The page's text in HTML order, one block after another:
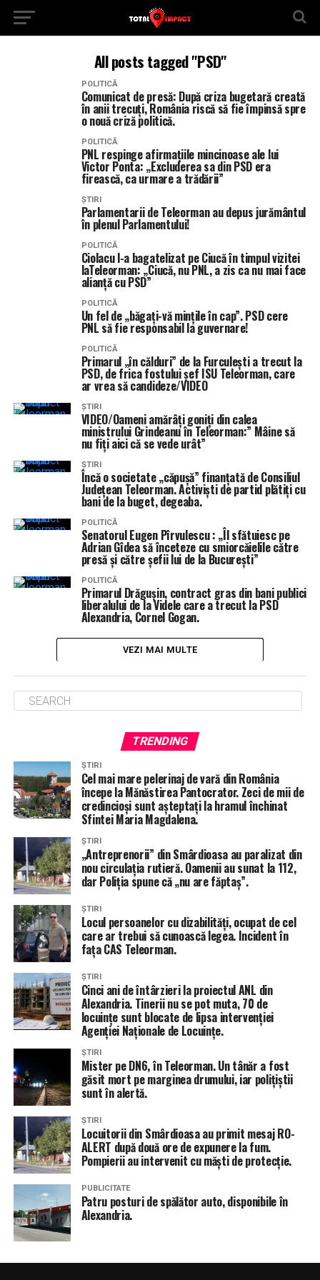
All posts tagged "PSD"
POLITICĂ
Comunicat de presă: După criza bugetară creată
în anii trecuți, România riscă să fie împinsă spre
o nouă criză politică.
POLITICĂ
PNL respinge afirmațiile mincinoase ale lui
Victor Ponta: „Excluderea sa din PSD era
firească, ca urmare a trădării”
ȘTIRI
Parlamentarii de Teleorman au depus jurământul
în plenul Parlamentului!
POLITICĂ
Ciolacu l-a bagatelizat pe Ciucă în timpul vizitei
laTeleorman: „Ciucă, nu PNL, a zis ca nu mai face
alianță cu PSD”
POLITICĂ
Un fel de „băgați-vă mințile în cap”. PSD cere
PNL să fie responsabil la guvernare!
POLITICĂ
Primarul „în călduri” de la Furculești a trecut la
PSD, de frica fostului șef ISU Teleorman, care
ar vrea să candideze/VIDEO
ȘTIRI
VIDEO/Oameni amărâți goniți din calea
ministrului Grindeanu în Teleorman:” Mâine să
nu fiți aici că se vede urât”
ȘTIRI
Încă o societate „căpușă” finanțată de Consiliul
Județean Teleorman. Activiști de partid plătiți cu
bani de la buget, degeaba.
POLITICĂ
Senatorul Eugen Pîrvulescu : „Îl sfătuiesc pe
Adrian Gîdea să înceteze cu smiorcăielile către
presă și către șefii lui de la București”
POLITICĂ
Primarul Drăgușin, contract gras din bani publici
liberalului de la Videle care a trecut la PSD
Alexandria, Cornel Gogan.
VEZI MAI MULTE
TRENDING
ȘTIRI
Cel mai mare pelerinaj de vară din România
începe la Mănăstirea Pantocrator. Zeci de mii de
credincioși sunt așteptați la hramul închinat
Sfintei Maria Magdalena.
ȘTIRI
„Antreprenorii” din Smârdioasa au paralizat din
nou circulația rutieră. Oamenii au sunat la 112,
dar Poliția spune că „nu are făptaș”.
ȘTIRI
Locul persoanelor cu dizabilități, ocupat de cel
care ar trebui să cunoască legea. Incident în
fața CAS Teleorman.
ȘTIRI
Cinci ani de întârzieri la proiectul ANL din
Alexandria. Tinerii nu se pot muta, 70 de
locuințe sunt blocate de lipsa intervenției
Agenției Naționale de Locuințe.
ȘTIRI
Mister pe DN6, în Teleorman. Un tânăr a fost
găsit mort pe marginea drumului, iar polițiștii
sunt în alertă.
ȘTIRI
Locuitorii din Smârdioasa au primit mesaj RO-
ALERT după două ore de expunere la fum.
Pompierii au intervenit cu măști de protecție.
PUBLICITATE
Patru posturi de spălător auto, disponibile în
Alexandria.